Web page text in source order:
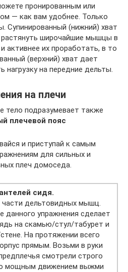
пронированным или
— как вам удобнее. Только
Супинированный (нижний) хват
растянуть широчайшие мышцы в
активнее их проработать, в то
(верхний) хват дает
нагрузку на передние дельты.
на плечи
тело подразумевает также
плечевой пояс
и приступай к самым
для сильных и
плеч домоседа.
сидя.
части дельтовидных мышц.
данного упражнения сделает
на скамью/стул/табурет и
На протяжении всего
прямым. Возьми в руки
смотрели строго
мощным движением выжми